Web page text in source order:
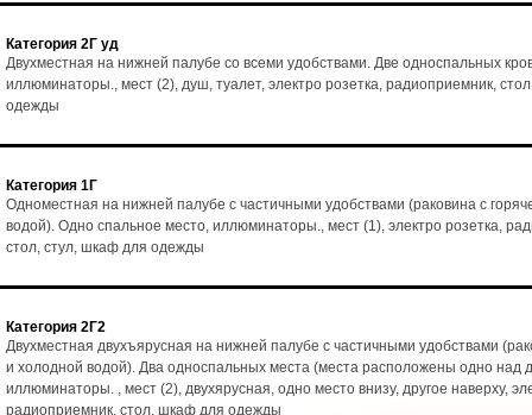
Категория 2Г уд
Двухместная на нижней палубе со всеми удобствами. Две односпальных
иллюминаторы., мест (2), душ, туалет, электро розетка, радиоприемник,
одежды
Категория 1Г
Одноместная на нижней палубе с частичными удобствами (раковина с
водой). Одно спальное место, иллюминаторы., мест (1), электро розетка,
стол, стул, шкаф для одежды
Категория 2Г2
Двухместная двухъярусная на нижней палубе с частичными удобствами
и холодной водой). Два односпальных места (места расположены одно над
иллюминаторы. , мест (2), двухярусная, одно место внизу, другое наверху,
радиоприемник, стол, шкаф для одежды